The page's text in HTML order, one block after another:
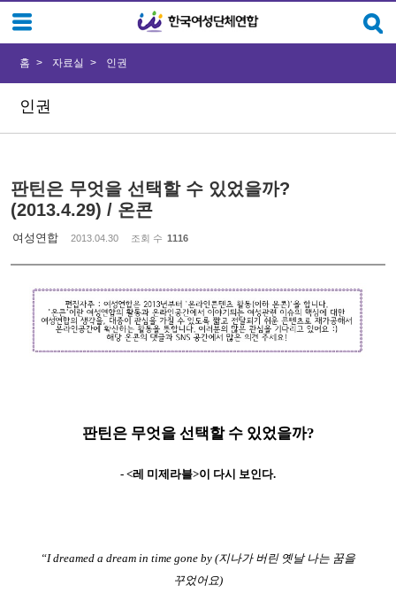
인권
홈 자료실 인권
판틴은 무엇을 선택할 수 있었을까?
(2013.4.29) / 온콘
여성연합 2013.04.30 조회 수 1116
판틴은 무엇을 선택할 수 있었을까?
- <레 미제라블>이 다시 보인다.
“I dreamed a dream in time gone by (지나가 버린 옛날 나는 꿈을
꾸었어요)